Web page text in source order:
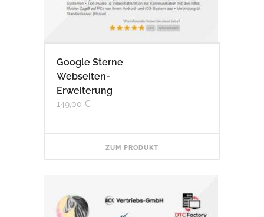
Google Sterne
Webseiten-
Erweiterung
149,00 €
ZUM PRODUKT